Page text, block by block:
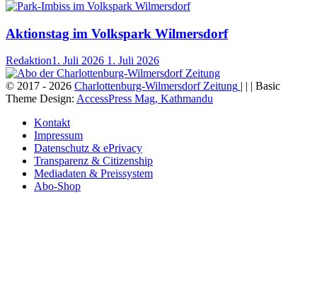
Aktionstag im Volkspark Wilmersdorf
Redaktion1. Juli 2026 1. Juli 2026
© 2017 - 2026 Charlottenburg-Wilmersdorf Zeitung | | | Basic
Theme Design: AccessPress Mag, Kathmandu
Kontakt
Impressum
Datenschutz & ePrivacy
Transparenz & Citizenship
Mediadaten & Preissystem
Abo-Shop